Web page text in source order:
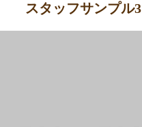
スタッフサンプル3